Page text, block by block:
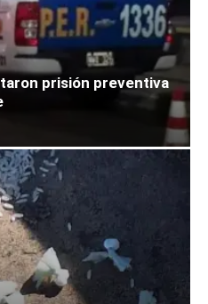
prisión preventiva